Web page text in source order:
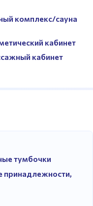
комплекс/сауна
кабинет
кабинет
тумбочки
принадлежности,